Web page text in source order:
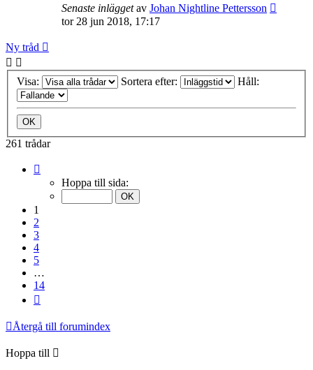
Senaste inläggetav Johan Nightline Pettersson
tor 28 jun 2018, 17:17
Ny tråd
Visa: Sortera efter: Håll:
261 trådar
Hoppa till sida:
1
2
3
4
5
…
14
Återgå till forumindex
Hoppa till